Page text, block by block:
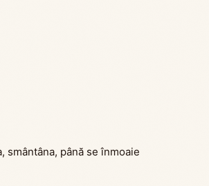
smântâna, până se înmoaie